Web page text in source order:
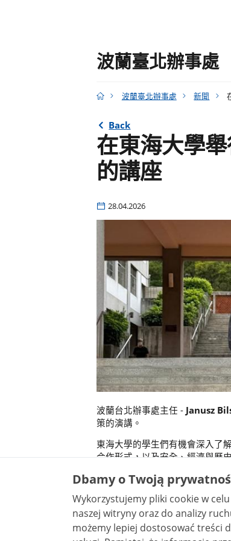
波蘭臺北辦事處
波蘭臺北辦事處 新聞
Back
在東海大學
的講座
28.04.2026
波蘭台北辦事處主任 - Janusz
策的演講。
東海大學的學生們有機會深入了解
合作形式，以及安全、經濟與歷
照片 (3)
Dbamy o Twoją
Wykorzystujemy pliki cookie w
naszej witryny oraz do analizy ruchu i
możemy lepiej dostosować treści